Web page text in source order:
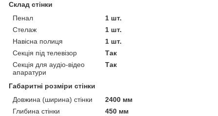
Склад стінки
Пенал
1 шт.
Стелаж
1 шт.
Навісна полиця
1 шт.
Секція під телевізор
Так
Секція для аудіо-відео
апаратури
Так
Габаритні розміри стінки
Довжина (ширина) стінки
2400 мм
Глибина стінки
450 мм